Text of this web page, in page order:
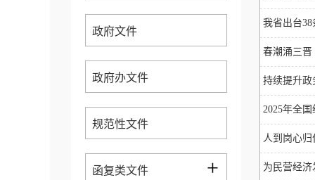
政府文件
政府办文件
规范性文件
函复类文件 +
我省出台
春潮涌三
持续提升
2025年全
人到岗心归
为民营经